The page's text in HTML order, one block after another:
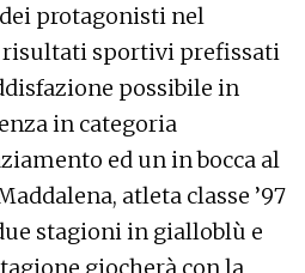
protagonisti nel
sportivi prefissati
possibile in
in categoria
ed un in bocca al
atleta classe ’97
stagioni in gialloblù e